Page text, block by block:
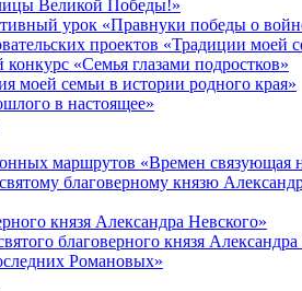
Великой Победы!»
урок «Правнуки победы о
проектов «Традиции моей
«Семья глазами подростков»
моей семьи в истории родного края»
в настоящее»
маршрутов «Времен связующая
благоверному князю
князя Александра Невского»
благоверного князя Александра
Романовых»